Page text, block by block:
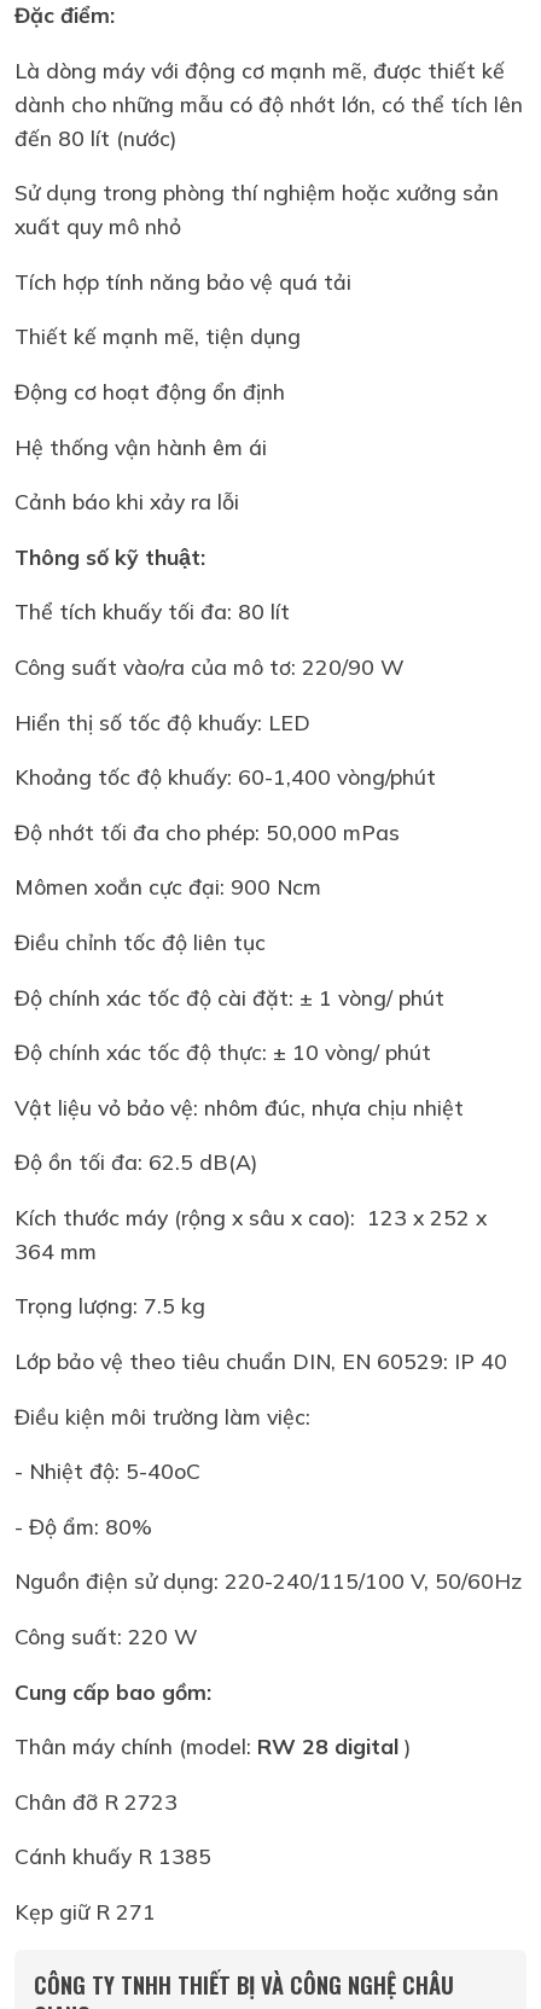
Đặc điểm:
Là dòng máy với động cơ mạnh mẽ, được thiết kế
dành cho những mẫu có độ nhớt lớn, có thể tích lên
đến 80 lít (nước)
Sử dụng trong phòng thí nghiệm hoặc xưởng sản
xuất quy mô nhỏ
Tích hợp tính năng bảo vệ quá tải
Thiết kế mạnh mẽ, tiện dụng
Động cơ hoạt động ổn định
Hệ thống vận hành êm ái
Cảnh báo khi xảy ra lỗi
Thông số kỹ thuật:
Thể tích khuấy tối đa: 80 lít
Công suất vào/ra của mô tơ: 220/90 W
Hiển thị số tốc độ khuấy: LED
Khoảng tốc độ khuấy: 60-1,400 vòng/phút
Độ nhớt tối đa cho phép: 50,000 mPas
Mômen xoắn cực đại: 900 Ncm
Điều chỉnh tốc độ liên tục
Độ chính xác tốc độ cài đặt: ± 1 vòng/ phút
Độ chính xác tốc độ thực: ± 10 vòng/ phút
Vật liệu vỏ bảo vệ: nhôm đúc, nhựa chịu nhiệt
Độ ồn tối đa: 62.5 dB(A)
Kích thước máy (rộng x sâu x cao): 123 x 252 x
364 mm
Trọng lượng: 7.5 kg
Lớp bảo vệ theo tiêu chuẩn DIN, EN 60529: IP 40
Điều kiện môi trường làm việc:
- Nhiệt độ: 5-40oC
- Độ ẩm: 80%
Nguồn điện sử dụng: 220-240/115/100 V, 50/60Hz
Công suất: 220 W
Cung cấp bao gồm:
Thân máy chính (model: RW 28 digital )
Chân đỡ R 2723
Cánh khuấy R 1385
Kẹp giữ R 271
CÔNG TY TNHH THIẾT BỊ VÀ CÔNG NGHỆ CHÂU